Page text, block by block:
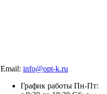
Email: info@opt-k.ru
График работы Пн-Пт: